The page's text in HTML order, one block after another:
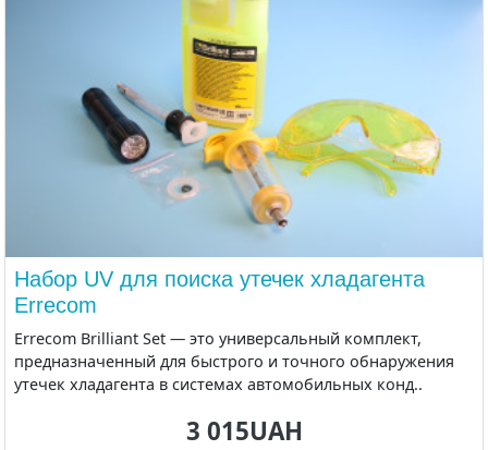
Набор UV для поиска утечек хладагента
Errecom
Errecom Brilliant Set — это универсальный комплект,
предназначенный для быстрого и точного обнаружения
утечек хладагента в системах автомобильных конд..
3 015UAH